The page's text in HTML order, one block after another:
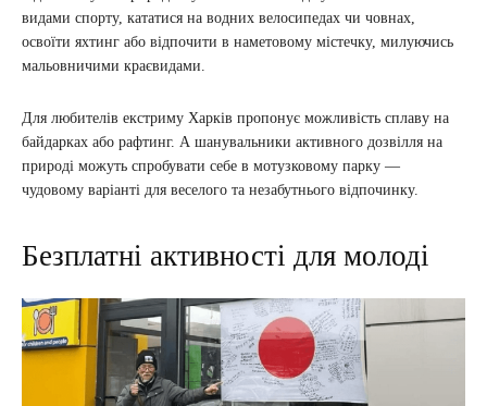
видами спорту, кататися на водних велосипедах чи човнах,
освоїти яхтинг або відпочити в наметовому містечку, милуючись
мальовничими краєвидами.
Для любителів екстриму Харків пропонує можливість сплаву на
байдарках або рафтинг. А шанувальники активного дозвілля на
природі можуть спробувати себе в мотузковому парку —
чудовому варіанті для веселого та незабутнього відпочинку.
Безплатні активності для молоді